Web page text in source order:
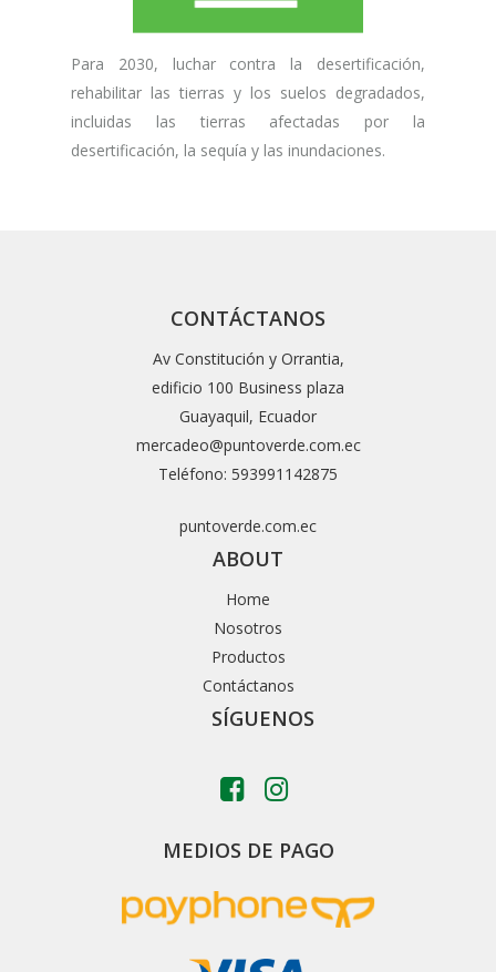
Para 2030, luchar contra la desertificación,
rehabilitar las tierras y los suelos degradados,
incluidas las tierras afectadas por la
desertificación, la sequía y las inundaciones.
CONTÁCTANOS
Av Constitución y Orrantia,
edificio 100 Business plaza
Guayaquil, Ecuador
mercadeo@puntoverde.com.ec
Teléfono: 593991142875
puntoverde.com.ec
ABOUT
Home
Nosotros
Productos
Contáctanos
SÍGUENOS
MEDIOS DE PAGO